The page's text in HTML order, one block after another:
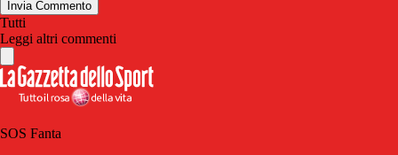
Invia Commento
Tutti
Leggi altri commenti
SOS Fanta